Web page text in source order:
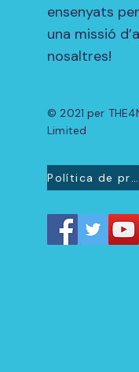
ensenyats
una missió
nosaltres!
© 2021 per
Limited
Política de privacitat